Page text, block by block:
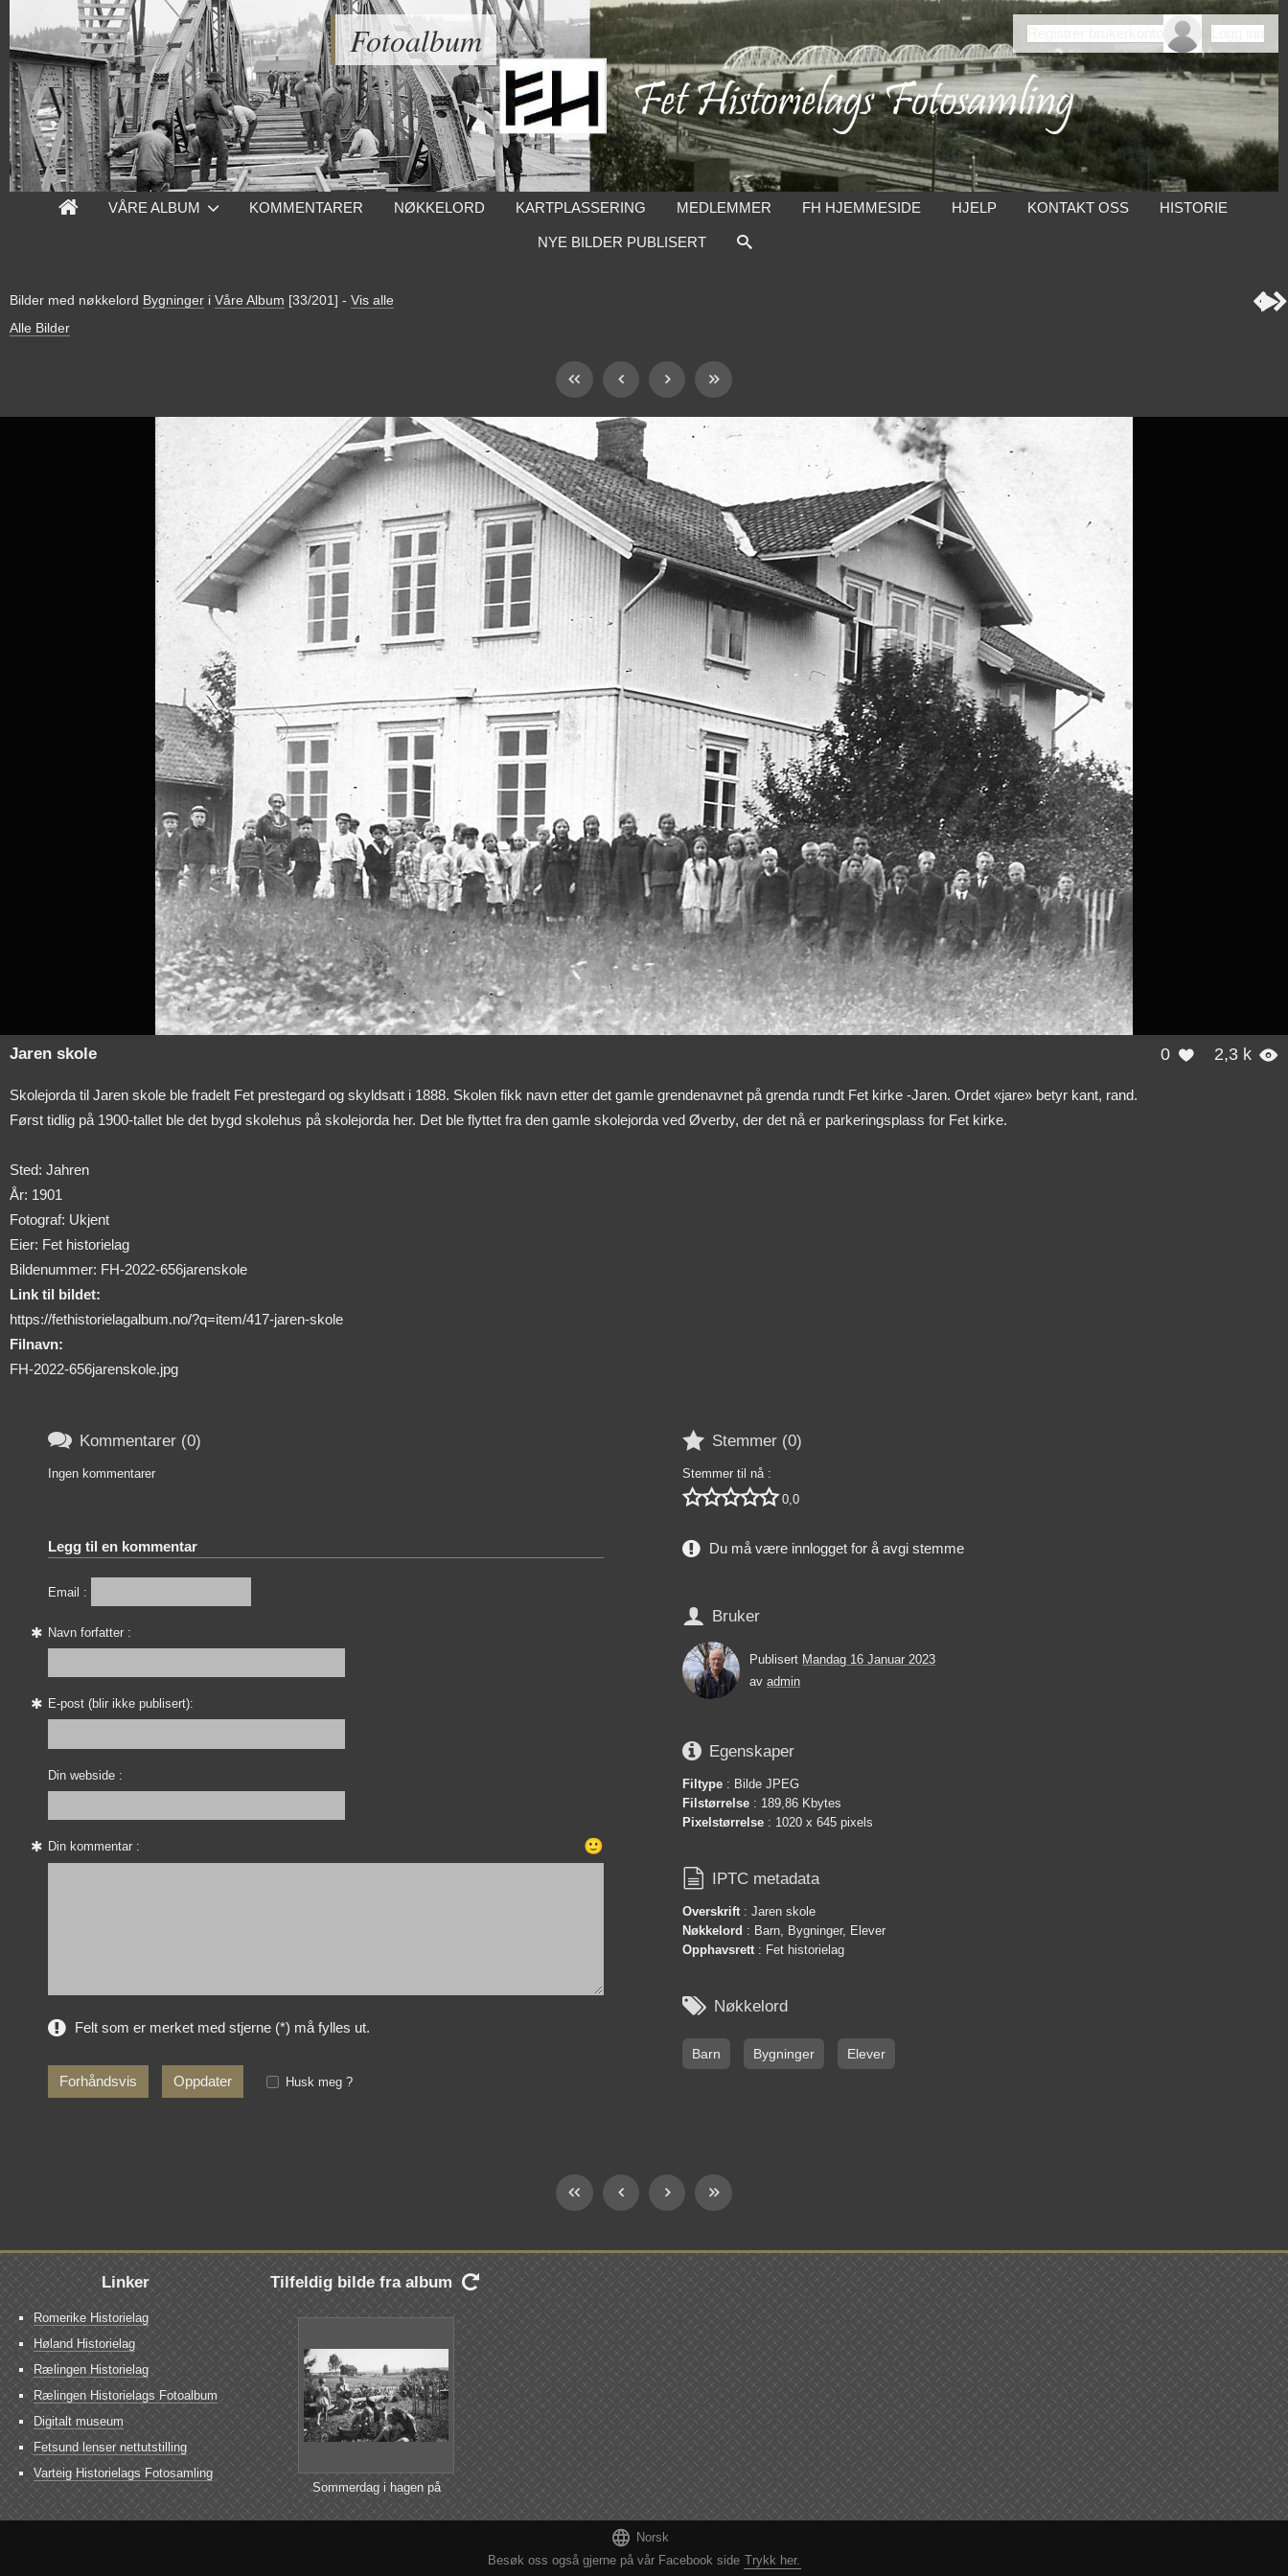
Fotoalbum
VÅRE ALBUM KOMMENTARER NØKKELORD KARTPLASSERING MEDLEMMER FH HJEMMESIDE HJELP KONTAKT OSS HISTORIE
NYE BILDER PUBLISERT
Bilder med nøkkelord Bygninger i Våre Album [33/201] - Vis alle
Alle Bilder

0  2,3 k 
Jaren skole
Skolejorda til Jaren skole ble fradelt Fet prestegard og skyldsatt i 1888. Skolen fikk navn etter det gamle grendenavnet på grenda rundt Fet kirke -Jaren. Ordet «jare» betyr kant, rand.
Først tidlig på 1900-tallet ble det bygd skolehus på skolejorda her. Det ble flyttet fra den gamle skolejorda ved Øverby, der det nå er parkeringsplass for Fet kirke.
Sted: Jahren
År: 1901
Fotograf: Ukjent
Eier: Fet historielag
Bildenummer: FH-2022-656jarenskole
Link til bildet:
https://fethistorielagalbum.no/?q=item/417-jaren-skole
Filnavn:
FH-2022-656jarenskole.jpg
 Stemmer (0)
Stemmer til nå :
 0,0
Du må være innlogget for å avgi stemme
 Bruker
Publisert Mandag 16 Januar 2023
av admin
 Egenskaper
Filtype : Bilde JPEG
Filstørrelse : 189,86 Kbytes
Pixelstørrelse : 1020 x 645 pixels
 IPTC metadata
Overskrift: Jaren skole
Nøkkelord : Barn, Bygninger, Elever
Opphavsrett: Fet historielag
 Nøkkelord
Barn Bygninger Elever
 Kommentarer (0)
Ingen kommentarer
Legg til en kommentar
Email :
Navn forfatter :
E-post (blir ikke publisert):
Din webside :
Din kommentar : 🙂
Felt som er merket med stjerne (*) må fylles ut.
Husk meg ?
Linker
Romerike Historielag
Høland Historielag
Rælingen Historielag
Rælingen Historielags Fotoalbum
Digitalt museum
Fetsund lenser nettutstilling
Varteig Historielags Fotosamling
Tilfeldig bilde fra album 
Sommerdag i hagen på
Bunes
 Norsk
Besøk oss også gjerne på vår Facebook side Trykk her.